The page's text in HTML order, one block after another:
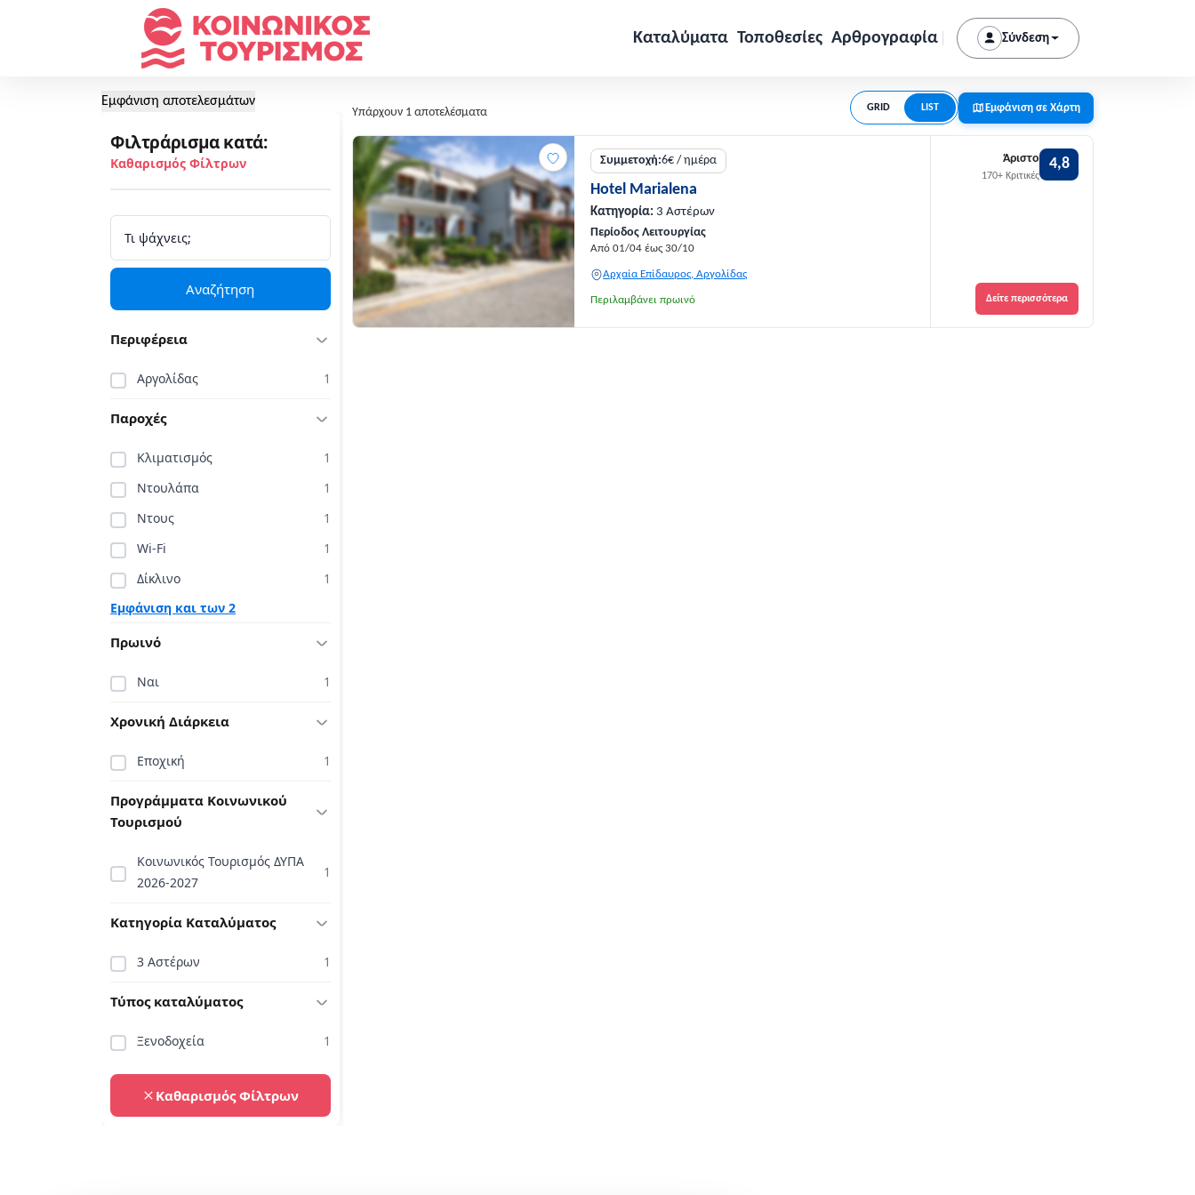
Καταλύματα Τοποθεσίες Αρθρογραφία Σύνδεση
Εμφάνιση αποτελεσμάτων
Φιλτράρισμα κατά:
Καθαρισμός Φίλτρων
Αναζήτηση
Περιφέρεια
Αργολίδας 1
Παροχές
Κλιματισμός
1
Ντουλάπα
1
Ντους
1
Wi-Fi
1
Δίκλινο
1
Εμφάνιση και των 2
Πρωινό
Ναι 1
Χρονική Διάρκεια
Εποχική 1
Προγράμματα Κοινωνικού
Τουρισμού
Κοινωνικός Τουρισμός ΔΥΠΑ
2026-2027
1
Κατηγορία Καταλύματος
3 Αστέρων 1
Τύπος καταλύματος
Ξενοδοχεία 1
Καθαρισμός Φίλτρων
Υπάρχουν 1 αποτελέσματα GRID LIST Εμφάνιση σε Χάρτη
Συμμετοχή:6€ / ημέρα
Hotel Marialena
Κατηγορία: 3 Αστέρων
Περίοδος Λειτουργίας
Από 01/04 έως 30/10
Αρχαία Επίδαυρος, Αργολίδας
Περιλαμβάνει πρωινό
Άριστο
170+ Κριτικές
4,8
Δείτε περισσότερα